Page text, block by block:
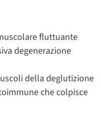
fluttuante
degenerazione
della deglutizione
che colpisce